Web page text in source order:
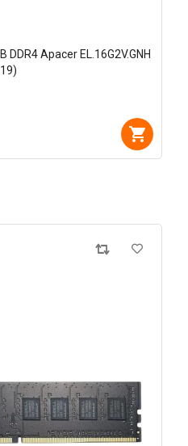
Apacer EL.16G2V.GNH